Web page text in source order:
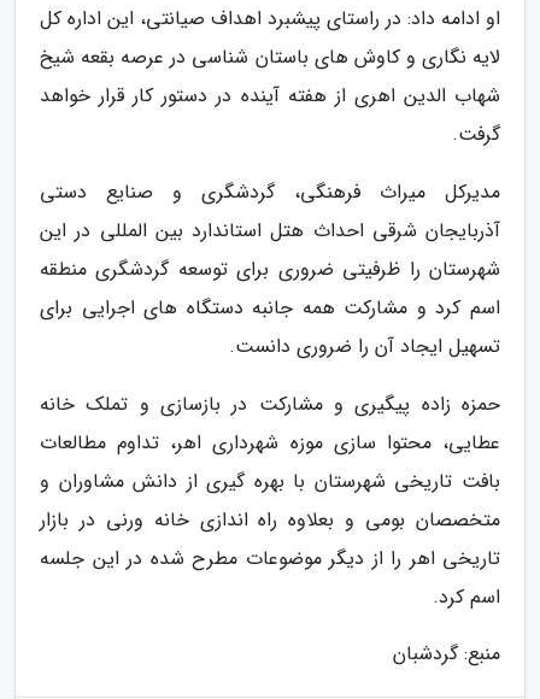
او ادامه داد: در راستای پیشبرد اهداف صیانتی، این اداره کل
لایه نگاری و کاوش های باستان شناسی در عرصه بقعه شیخ
شهاب الدین اهری از هفته آینده در دستور کار قرار خواهد
گرفت.
مدیرکل میراث فرهنگی، گردشگری و صنایع دستی
آذربایجان شرقی احداث هتل استاندارد بین المللی در این
شهرستان را ظرفیتی ضروری برای توسعه گردشگری منطقه
اسم کرد و مشارکت همه جانبه دستگاه های اجرایی برای
تسهیل ایجاد آن را ضروری دانست.
حمزه زاده پیگیری و مشارکت در بازسازی و تملک خانه
عطایی، محتوا سازی موزه شهرداری اهر، تداوم مطالعات
بافت تاریخی شهرستان با بهره گیری از دانش مشاوران و
متخصصان بومی و بعلاوه راه اندازی خانه ورنی در بازار
تاریخی اهر را از دیگر موضوعات مطرح شده در این جلسه
اسم کرد.
منبع: گردشبان